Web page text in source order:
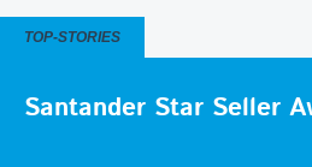
TOP-STORIES
Santander Star Seller